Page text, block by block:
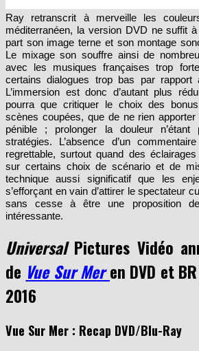
Ray retranscrit à merveille les
méditerranéen, la version DVD ne suffit
part son image terne et son montage
Le mixage son souffre ainsi de
avec les musiques françaises trop
certains dialogues trop bas par rapport
L’immersion est donc d’autant plus
pourra que critiquer le choix des
scènes coupées, que de ne rien
pénible ; prolonger la douleur
stratégies. L’absence d’un
regrettable, surtout quand des
sur certains choix de scénario et de
technique aussi significatif que les
s’efforçant en vain d’attirer le spectateur
sans cesse à être une proposition
intéressante.
UniversalPictures Vidéo
de Vue Sur Meren DVD et
2016
Vue Sur Mer : Recap DVD/Blu-Ray